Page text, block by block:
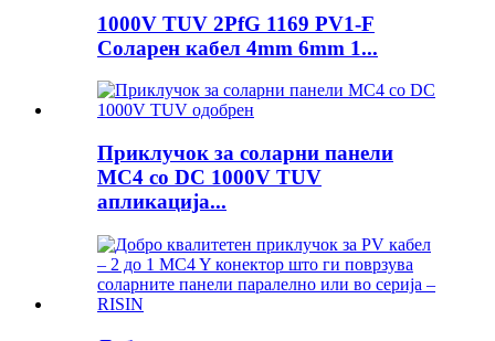
1000V TUV 2PfG 1169 PV1-F
Соларен кабел 4mm 6mm 1...
Приклучок за соларни панели
MC4 со DC 1000V TUV
апликација...